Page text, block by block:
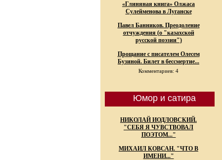
«Глиняная книга» Олжаса
Сулейменова в Луганске
Павел Банников. Преодоление
отчуждения (о "казахской
русской поэзии")
Прощание с писателем Олесем
Бузиной. Билет в бессмертие...
Комментариев: 4
Юмор и сатира
НИКОЛАЙ ИОДЛОВСКИЙ.
"СЕБЯ Я ЧУВСТВОВАЛ
ПОЭТОМ..."
МИХАИЛ КОВСАН. "ЧТО В
ИМЕНИ..."